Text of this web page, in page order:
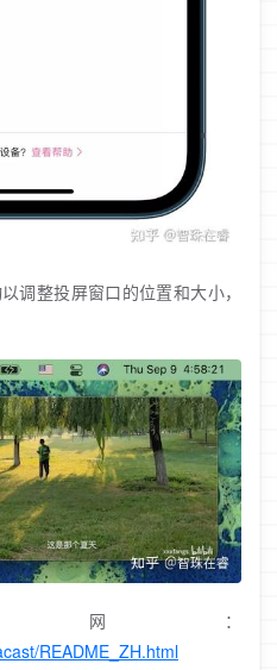
调整投屏窗口的位置和大小，
官网：
README_ZH.html